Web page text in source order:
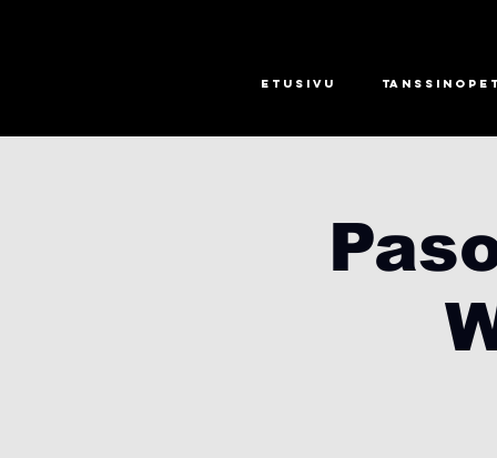
Etusivu